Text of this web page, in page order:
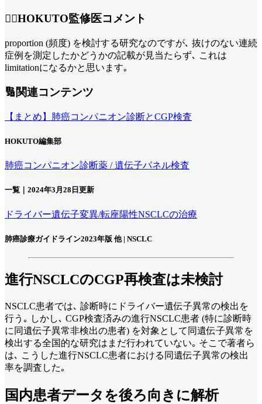
👨‍⚕HOKUTO監修医コメント
proportion (頻度) を検討する研究なのですが､ 抜けのない連続
症例を測定したかどうかの記載が見当たらず､ これは
limitationになるかと思います｡
🔢関連コンテンツ
【まとめ】肺癌コンパニオン診断とCGP検査
HOKUTO編集部
肺癌コンパニオン診断薬 / 遺伝子パネル検査
一覧｜2024年3月28日更新
ドライバー遺伝子変異/転座陽性NSCLCの治療
肺癌診療ガイドライン2023年版 他 | NSCLC
進行NSCLCのCGP再検査は未検討
NSCLC患者では､ 診断時にドライバー遺伝子異常の検出を
行う｡ しかし､ CGP検査済みの進行NSCLC患者 (特に診断時
に同遺伝子異常非検出の患者) を対象として同遺伝子異常を
検出する全国的な研究はまだ行われていない｡ そこで著者ら
は､ こうした進行NSCLC患者における同遺伝子異常の検出
率を調査した｡
国内患者データを後ろ向きに解析